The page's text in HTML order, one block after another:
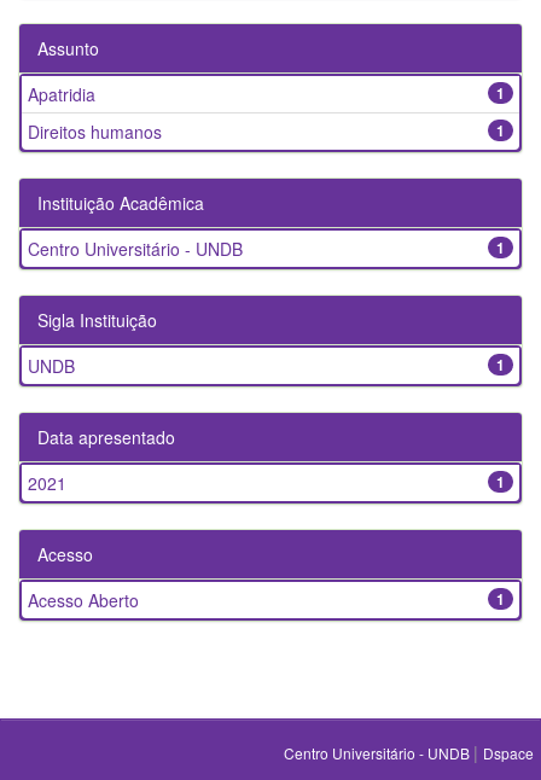
Assunto
1
Apatridia
1
Direitos humanos
Instituição Acadêmica
1
Centro Universitário - UNDB
Sigla Instituição
1
UNDB
Data apresentado
1
2021
Acesso
1
Acesso Aberto
Centro Universitário - UNDB | Dspace